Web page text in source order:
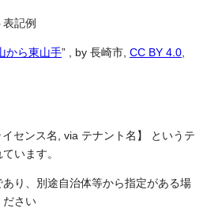
記例
ら東山手” , by 長崎市, CC BY 4.0
センス名, via テナント名】 というテ
います。
り、別途自治体等から指定がある場
ださい